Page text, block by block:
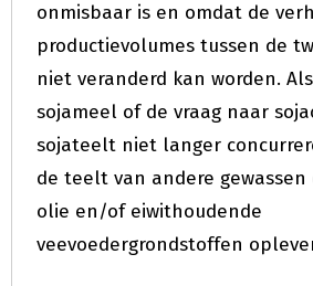
onmisbaar is en omdat de
productievolumes tussen de
niet veranderd kan worden.
sojameel of de vraag naar
sojateelt niet langer
de teelt van andere
olie en/of eiwithoudende
veevoedergrondstoffen